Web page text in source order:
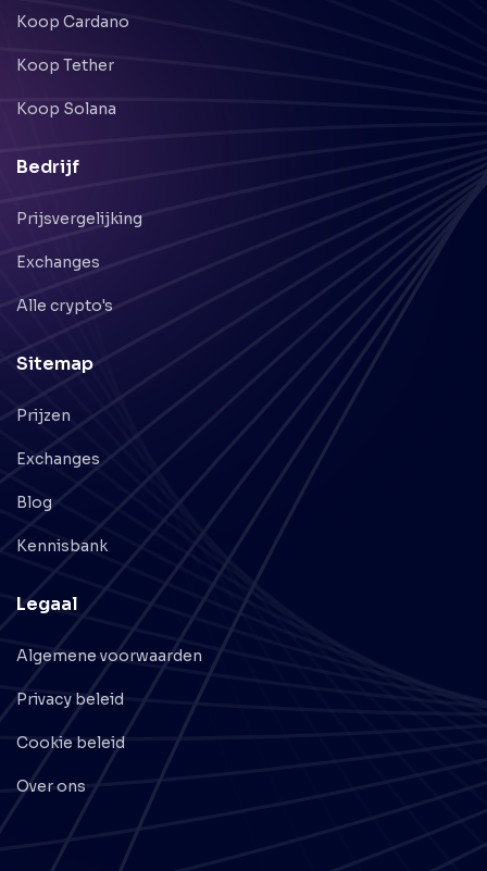
Koop Cardano
Koop Tether
Koop Solana
Bedrijf
Prijsvergelijking
Exchanges
Alle crypto's
Sitemap
Prijzen
Exchanges
Blog
Kennisbank
Legaal
Algemene voorwaarden
Privacy beleid
Cookie beleid
Over ons